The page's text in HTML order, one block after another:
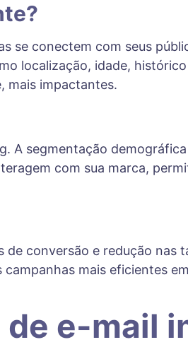
se conectem com seus
localização, idade,
mais impactantes.
A segmentação
com sua marca,
conversão e redução
mais eficientes
e-mail